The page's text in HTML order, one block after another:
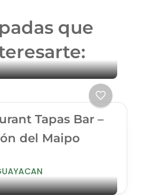
que
Tapas Bar –
del Maipo